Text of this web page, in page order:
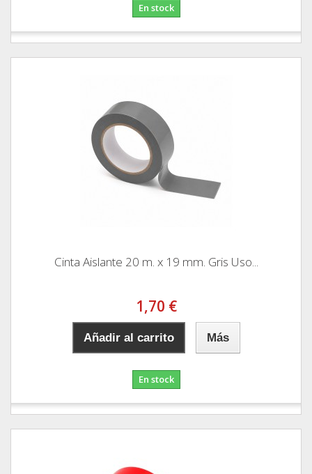
En stock
Cinta Aislante 20 m. x 19 mm. Gris Uso...
1,70 €
Añadir al carrito Más
En stock